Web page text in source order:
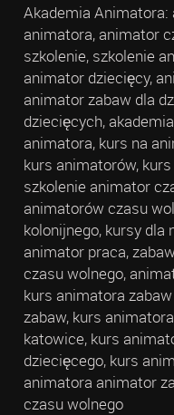
Akademia
animatora, animator
szkolenie, szkolenie
animator dziecięcy,
animator zabaw dla
dziecięcych,
animatora, kurs na
kurs animatorów,
szkolenie animator
animatorów czasu
kolonijnego, kursy dla
animator praca,
czasu wolnego,
kurs animatora
zabaw, kurs
katowice, kurs
dziecięcego, kurs
animatora animator
czasu wolnego